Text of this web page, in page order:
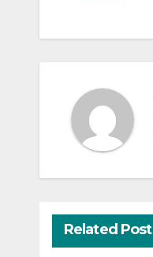
Related Post